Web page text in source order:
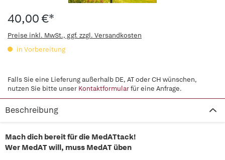
40,00 €*
Preise inkl. MwSt., ggf. zzgl. Versandkosten
in Vorbereitung
Falls Sie eine Lieferung außerhalb DE, AT oder CH wünschen,
nutzen Sie bitte unser Kontaktformularfür eine Anfrage.
Beschreibung
Mach dich bereit für die MedATtack!
Wer MedAT will, muss MedAT üben